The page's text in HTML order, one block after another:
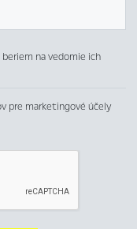
na vedomie ich
pre marketingové účely